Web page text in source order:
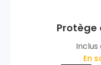
Inclus
En